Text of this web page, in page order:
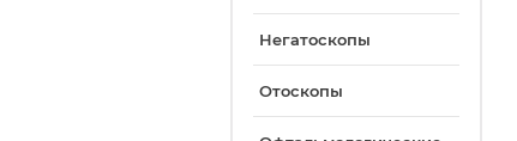
Негатоскопы
Отоскопы